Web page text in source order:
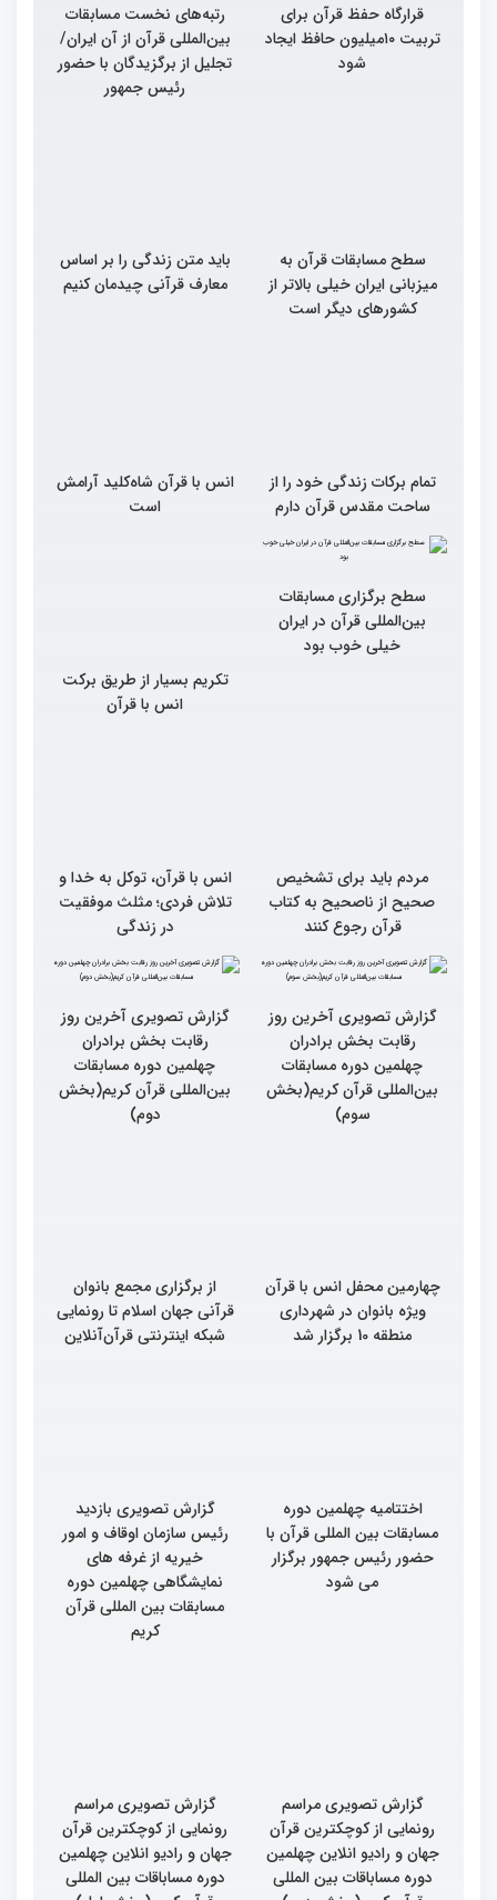
قرارگاه حفظ قرآن برای
تربیت ۱۰میلیون حافظ ایجاد
شود
رتبه‌های نخست مسابقات
بین‌المللی قرآن از آن ایران/
تجلیل از برگزیدگان با حضور
رئیس جمهور
سطح مسابقات قرآن به
میزبانی ایران خیلی بالاتر از
کشورهای دیگر است
باید متن زندگی را بر اساس
معارف قرآنی چیدمان کنیم
تمام برکات زندگی خود را از
ساحت مقدس قرآن دارم
انس با قرآن شاه‌کلید آرامش
است
تکریم بسیار از طریق برکت
انس با قرآن
مردم باید برای تشخیص
صحیح از ناصحیح به کتاب
انس با قرآن، توکل به خدا و
تلاش فردی؛ مثلث موفقیت
گزارش تصویری آخرین روز
رقابت بخش برادران
چهلمین دوره مسابقات
بین‌المللی قرآن کریم(بخش
گزارش تصویری آخرین روز
رقابت بخش برادران
چهلمین دوره مسابقات
بین‌المللی قرآن کریم(بخش
چهارمین محفل انس با قرآن
ویژه بانوان در شهرداری
از برگزاری مجمع بانوان
قرآنی جهان اسلام تا رونمایی
اختتامیه چهلمین دوره
مسابقات بین المللی قرآن با
حضور رئیس جمهور برگزار
گزارش تصویری بازدید
رئیس سازمان اوقاف و امور
خیریه از غرفه های
نمایشگاهی چهلمین دوره
مسابقات بین المللی قرآن
گزارش تصویری مراسم
رونمایی از کوچکترین قرآن
جهان و رادیو انلاین چهلمین
گزارش تصویری مراسم
رونمایی از کوچکترین قرآن
جهان و رادیو انلاین چهلمین